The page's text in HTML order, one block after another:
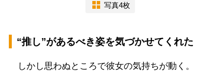
写真4枚
“推し”があるべき姿を気づかせてくれた
しかし思わぬところで彼女の気持ちが動く。